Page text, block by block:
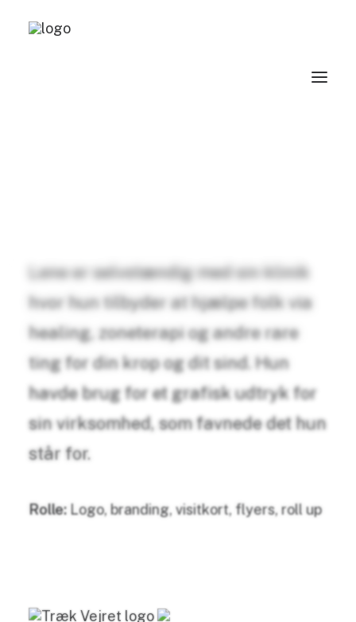
Træk Vejret —
Lene er selvstændig med sin klinik
hvor hun tilbyder at hjælpe folk via
healing, zoneterapi og andre rare
ting for din krop og dit sind. Hun
havde brug for et grafisk udtryk for
sin virksomhed, som favnede det hun
står for.
Rolle: Logo, branding, visitkort, flyers, roll up